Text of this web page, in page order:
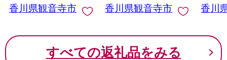
香川県観音寺市 香川県観音寺市
のつま
香川
すべての返礼品をみる